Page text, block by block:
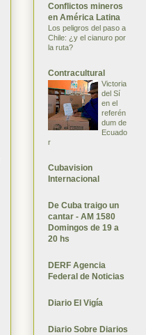
Conflictos mineros
en América Latina
Los peligros del paso a
Chile: ¿y el cianuro por
la ruta?
Contracultural
Victoria
del Sí
en el
referén
dum de
Ecuado
r
Cubavision
Internacional
De Cuba traigo un
cantar - AM 1580
Domingos de 19 a
20 hs
DERF Agencia
Federal de Noticias
Diario El Vigía
Diario Sobre Diarios